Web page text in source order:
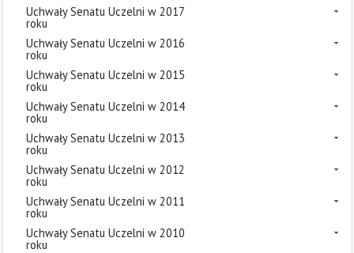
Uchwały Senatu Uczelni w 2017
roku
Uchwały Senatu Uczelni w 2016
roku
Uchwały Senatu Uczelni w 2015
roku
Uchwały Senatu Uczelni w 2014
roku
Uchwały Senatu Uczelni w 2013
roku
Uchwały Senatu Uczelni w 2012
roku
Uchwały Senatu Uczelni w 2011
roku
Uchwały Senatu Uczelni w 2010
roku